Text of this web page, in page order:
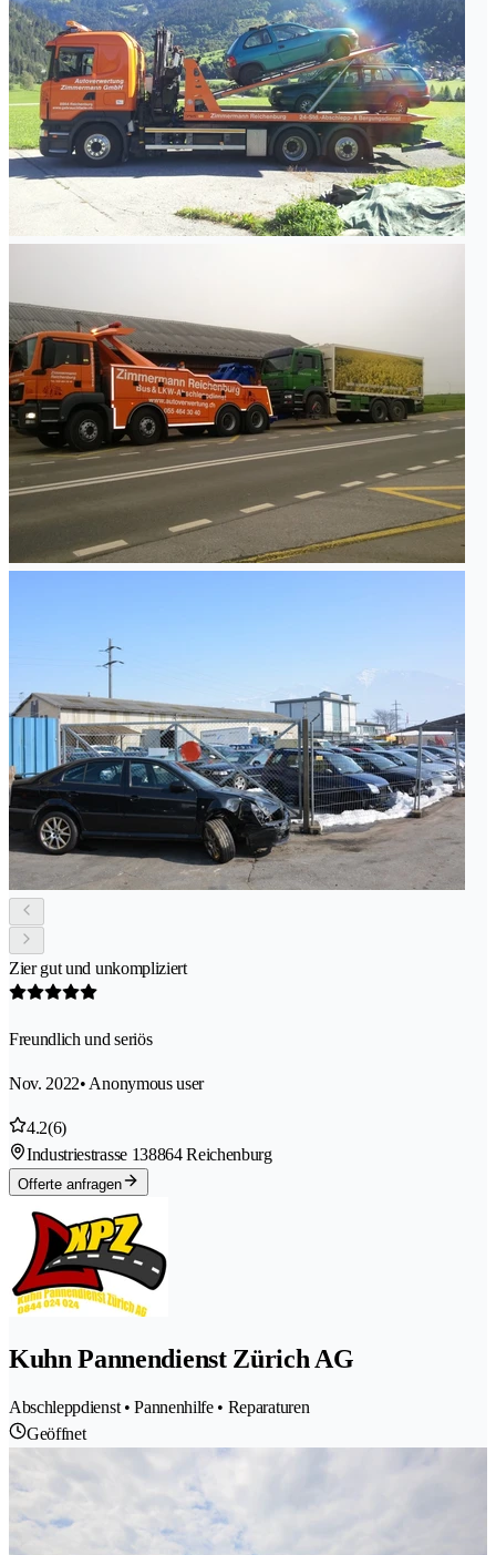
Zier gut und unkompliziert
Freundlich und seriös
Nov. 2022• Anonymous user
4.2(6)
Industriestrasse 138864 Reichenburg
Offerte anfragen
Kuhn Pannendienst Zürich AG
Abschleppdienst • Pannenhilfe • Reparaturen
Geöffnet